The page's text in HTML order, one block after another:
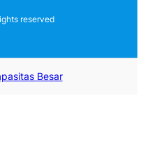
reserved
Besar